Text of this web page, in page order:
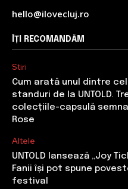
hello@ilovecluj.ro
ÎȚI RECOMANDĂM
Stiri
Cum arată unul dintre
standuri de la UNTOLD.
colecțiile-capsulă
Rose
Altele
UNTOLD lansează „Joy
Fanii își pot spune
festival